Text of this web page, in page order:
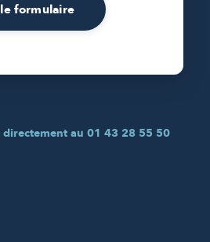
formulaire
au 01 43 28 55 50